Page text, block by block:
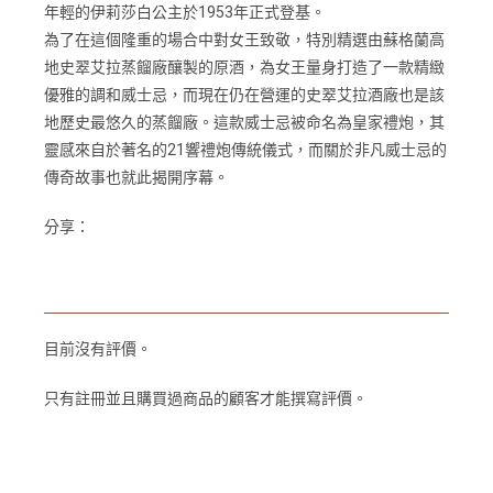
年輕的伊莉莎白公主於1953年正式登基。
為了在這個隆重的場合中對女王致敬，特別精選由蘇格蘭高
地史翠艾拉蒸餾廠釀製的原酒，為女王量身打造了一款精緻
優雅的調和威士忌，而現在仍在營運的史翠艾拉酒廠也是該
地歷史最悠久的蒸餾廠。這款威士忌被命名為皇家禮炮，其
靈感來自於著名的21響禮炮傳統儀式，而關於非凡威士忌的
傳奇故事也就此揭開序幕。
分享：
目前沒有評價。
只有註冊並且購買過商品的顧客才能撰寫評價。